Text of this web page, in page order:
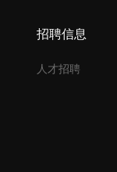
招聘信息
人才招聘